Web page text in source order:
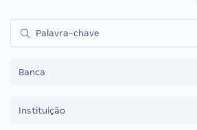
Banca
Instituição